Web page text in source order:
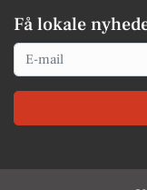
Få lokale
Email